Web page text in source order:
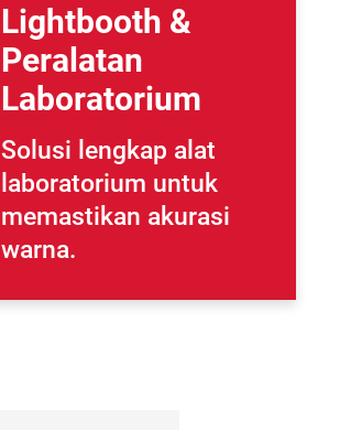
Lightbooth &
Peralatan
Laboratorium
Solusi lengkap alat
laboratorium untuk
memastikan akurasi
warna.